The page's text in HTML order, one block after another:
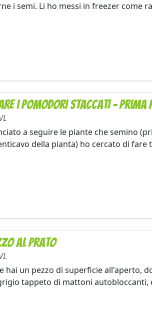
i semi. Li ho messi in freezer come
i pomodori staccati - Prima
a seguire le piante che semino
della pianta) ho cercato di fare
al prato
hai un pezzo di superficie all'aperto,
tappeto di mattoni autobloccanti,